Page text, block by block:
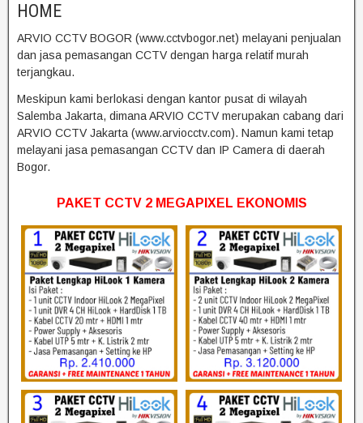
HOME
ARVIO CCTV BOGOR (www.cctvbogor.net) melayani penjualan
dan jasa pemasangan CCTV dengan harga relatif murah
terjangkau.
Meskipun kami berlokasi dengan kantor pusat di wilayah
Salemba Jakarta, dimana ARVIO CCTV merupakan cabang dari
ARVIO CCTV Jakarta (www.arviocctv.com). Namun kami tetap
melayani jasa pemasangan CCTV dan IP Camera di daerah
Bogor.
PAKET CCTV 2 MEGAPIXEL EKONOMIS